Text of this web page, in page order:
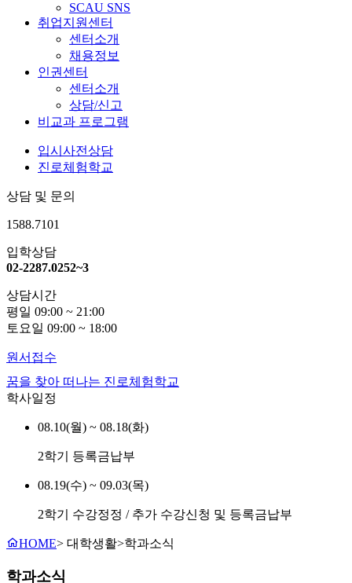
SCAU SNS
취업지원센터
센터소개
채용정보
인권센터
센터소개
상담/신고
비교과 프로그램
입시사전상담
진로체험학교
상담 및 문의
1588.7101
입학상담
02-2287.0252~3
상담시간
평일 09:00 ~ 21:00
토요일 09:00 ~ 18:00
원서접수
꿈을 찾아 떠나는 진로체험학교
학사일정
08.10(월) ~ 08.18(화)
2학기 등록금납부
08.19(수) ~ 09.03(목)
2학기 수강정정 / 추가 수강신청 및 등록금납부
HOME> 대학생활>학과소식
학과소식